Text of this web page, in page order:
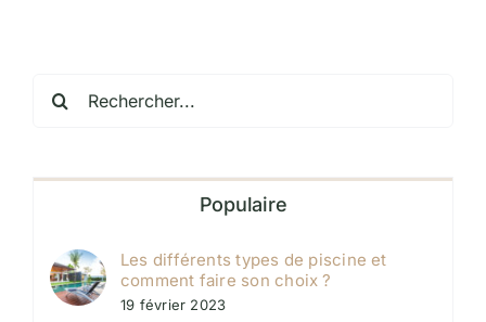
Populaire
Les différents types de piscine et
comment faire son choix ?
19 février 2023